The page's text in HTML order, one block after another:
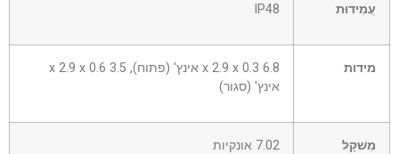
עֲמִידוּת IP48
מידות
6.8 x 2.9 x 0.3 אינץ' (פתוח), 3.5 x 2.9 x 0.6
אינץ' (סגור)
מִשׁקָל 7.02 אונקיות